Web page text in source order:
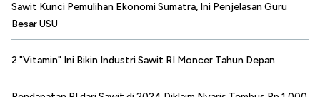
Sawit Kunci Pemulihan Ekonomi Sumatra, Ini Penjelasan Guru
Besar USU
2 "Vitamin" Ini Bikin Industri Sawit RI Moncer Tahun Depan